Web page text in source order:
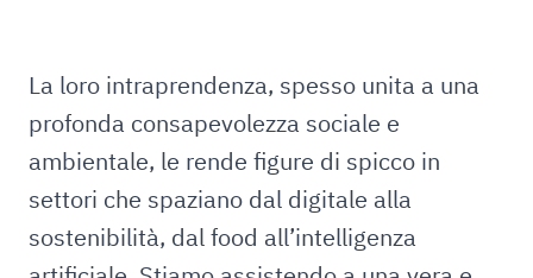
La loro intraprendenza, spesso unita a una
profonda consapevolezza sociale e
ambientale, le rende figure di spicco in
settori che spaziano dal digitale alla
sostenibilità, dal food all’intelligenza